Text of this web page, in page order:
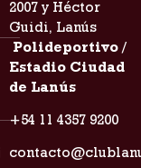
2007 y Héctor
Guidi, Lanús
Polideportivo /
Estadio Ciudad
de Lanús
+54 11 4357 9200